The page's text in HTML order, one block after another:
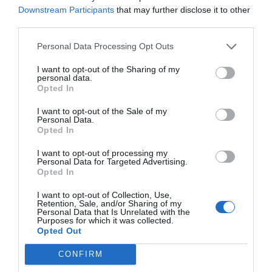
Downstream Participants that may further disclose it to other
Personal Data Processing Opt Outs
I want to opt-out of the Sharing of my
personal data.
Opted In
I want to opt-out of the Sale of my
Personal Data.
Opted In
I want to opt-out of processing my
Personal Data for Targeted Advertising.
Opted In
I want to opt-out of Collection, Use,
Retention, Sale, and/or Sharing of my
Personal Data that Is Unrelated with the
Purposes for which it was collected.
Opted Out
CONFIRM
de Google de forma gratuita
actualidad
ACTIVAR AHORA
RELACIONADAS